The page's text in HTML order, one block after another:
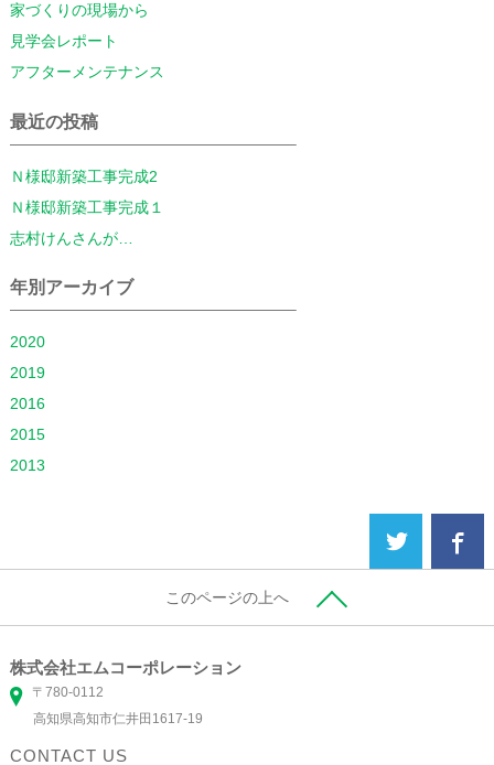
家づくりの現場から
見学会レポート
アフターメンテナンス
最近の投稿
Ｎ様邸新築工事完成2
Ｎ様邸新築工事完成１
志村けんさんが…
年別アーカイブ
2020
2019
2016
2015
2013
このページの上へ
株式会社エムコーポレーション
〒780-0112
高知県高知市仁井田1617-19
CONTACT US